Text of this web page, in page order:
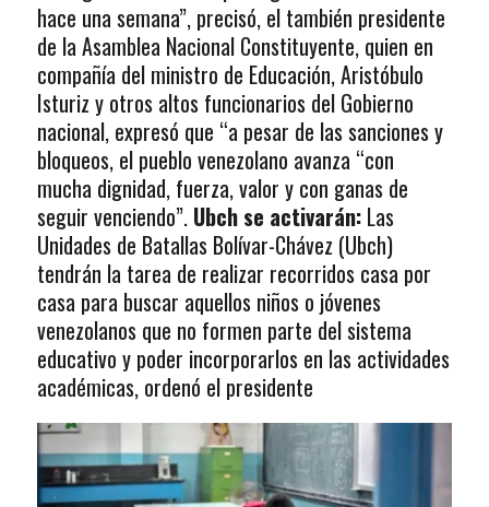
hace una semana”, precisó, el también presidente
de la Asamblea Nacional Constituyente, quien en
compañía del ministro de Educación, Aristóbulo
Isturiz y otros altos funcionarios del Gobierno
nacional, expresó que “a pesar de las sanciones y
bloqueos, el pueblo venezolano avanza “con
mucha dignidad, fuerza, valor y con ganas de
seguir venciendo”. Ubch se activarán:Las
Unidades de Batallas Bolívar-Chávez (Ubch)
tendrán la tarea de realizar recorridos casa por
casa para buscar aquellos niños o jóvenes
venezolanos que no formen parte del sistema
educativo y poder incorporarlos en las actividades
académicas, ordenó el presidente